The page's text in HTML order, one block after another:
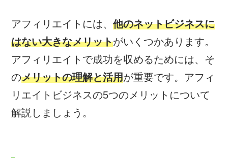
アフィリエイトには、他のネットビジネスに
はない大きなメリットがいくつかあります。
アフィリエイトで成功を収めるためには、そ
のメリットの理解と活用が重要です。アフィ
リエイトビジネスの5つのメリットについて
解説しましょう。